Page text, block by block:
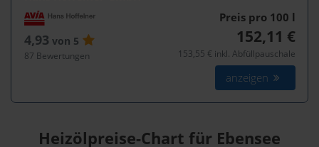
4,93 von 5
87 Bewertungen
Preis pro 100 l
152,11 €
153,55 € inkl. Abfüllpauschale
anzeigen
Heizölpreise-Chart für Ebensee